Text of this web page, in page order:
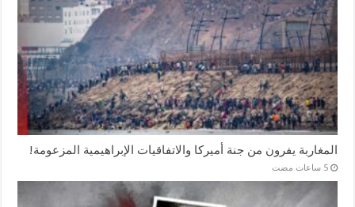
المغاربة يفرون من جنة أميركا والاتفاقيات الإبراهيمية المزعومة!
‏5 ساعات مضت